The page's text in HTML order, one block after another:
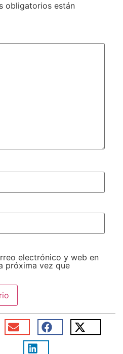
obligatorios están
electrónico y web en
próxima vez que